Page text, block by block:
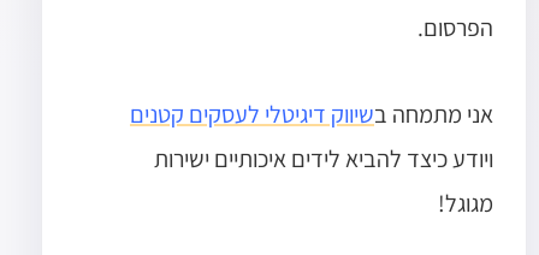
הפרסום.
אני מתמחה בשיווק דיגיטלי לעסקים קטנים
ויודע כיצד להביא לידים איכותיים ישירות
מגוגל!